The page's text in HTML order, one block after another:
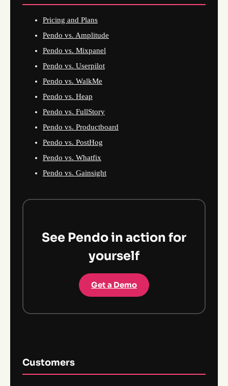
Pricing and Plans
Pendo vs. Amplitude
Pendo vs. Mixpanel
Pendo vs. Userpilot
Pendo vs. WalkMe
Pendo vs. Heap
Pendo vs. FullStory
Pendo vs. Productboard
Pendo vs. PostHog
Pendo vs. Whatfix
Pendo vs. Gainsight
See Pendo in action for
yourself
Get a Demo
Customers